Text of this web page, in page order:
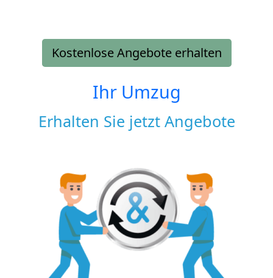
Kostenlose Angebote erhalten
Ihr Umzug
Erhalten Sie jetzt Angebote